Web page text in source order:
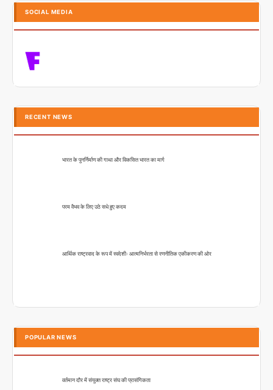
SOCIAL MEDIA
RECENT NEWS
भारत के पुनर्निर्माण की गाथा और विकसित भारत का मार्ग
परम वैभव के लिए उठे सधे हुए कदम
आर्थिक राष्ट्रवाद के रूप में स्वदेशीः आत्मनिर्भरता से रणनीतिक एकीकरण की ओर
POPULAR NEWS
वर्तमान दौर में संयुक्त राष्ट्र संघ की प्रासंगिकता